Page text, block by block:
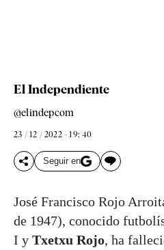
El Independiente
@elindepcom
23 / 12 / 2022 - 19: 40
Seguir en
José Francisco Rojo
de 1947), conocido
I y Txetxu Rojo, ha